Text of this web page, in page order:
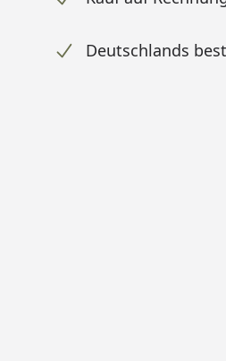
Deutschlands